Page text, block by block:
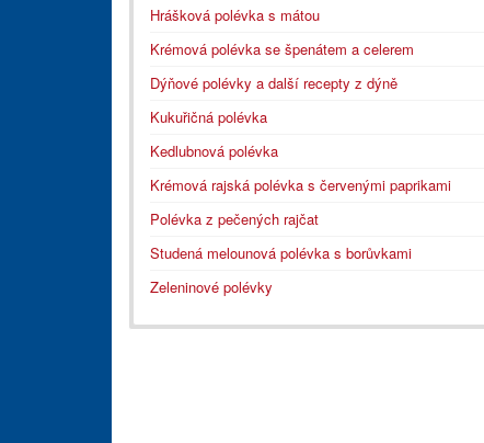
Hrášková polévka s mátou
Krémová polévka se špenátem a celerem
Dýňové polévky a další recepty z dýně
Kukuřičná polévka
Kedlubnová polévka
Krémová rajská polévka s červenými paprikami
Polévka z pečených rajčat
Studená melounová polévka s borůvkami
Zeleninové polévky